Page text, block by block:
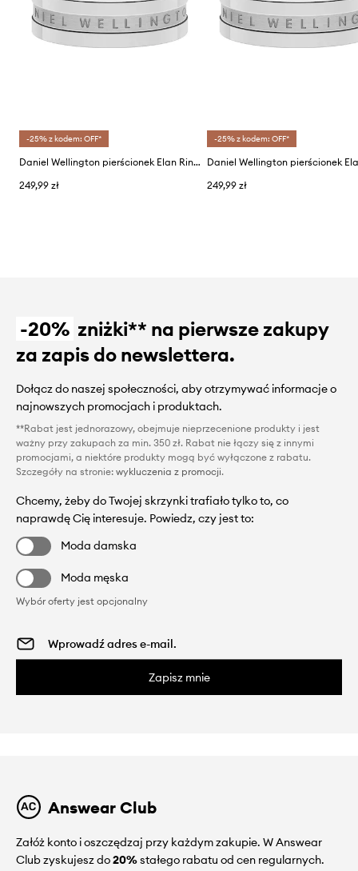
-25% z kodem: OFF*
Daniel Wellington pierścionek Elan Ring S 48
249,99 zł
-25% z kodem: OFF*
249,99 zł
-20% zniżki** na pierwsze zakupy
za zapis do newslettera.
Dołącz do naszej społeczności, aby otrzymywać informacje o
najnowszych promocjach i produktach.
**Rabat jest jednorazowy, obejmuje nieprzecenione produkty i jest
ważny przy zakupach za min. 350 zł. Rabat nie łączy się z innymi
promocjami, a niektóre produkty mogą być wyłączone z rabatu.
Szczegóły na stronie: wykluczenia z promocji.
Chcemy, żeby do Twojej skrzynki trafiało tylko to, co
naprawdę Cię interesuje. Powiedz, czy jest to:
Moda damska
Moda męska
Wybór oferty jest opcjonalny
Zapisz mnie
Answear Club
Załóż konto i oszczędzaj przy każdym zakupie. W Answear
Club zyskujesz do20%stałego rabatu od cen regularnych.